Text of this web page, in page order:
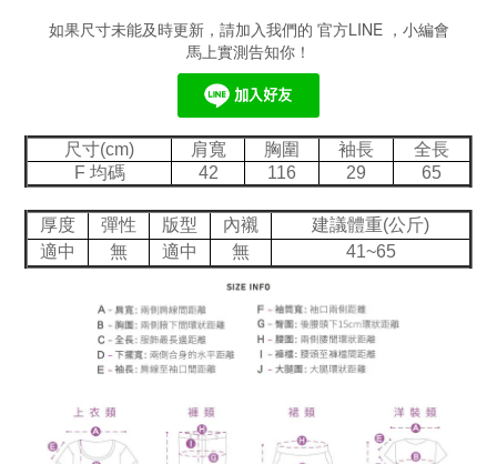
如果尺寸未能及時更新，請加入我們的 官方LINE ，小編會
馬上實測告知你！
尺寸(cm) 肩寬 胸圍 袖長
全長
F 均碼
42 116 29 65
厚度 彈性 版型 內襯
建議體重(公斤)
適中
無 適中 無 41~65